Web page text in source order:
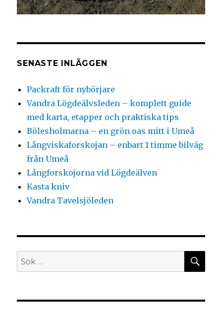
SENASTE INLÄGGEN
Packraft för nybörjare
Vandra Lögdeälvsleden – komplett guide
med karta, etapper och praktiska tips
Bölesholmarna – en grön oas mitt i Umeå
Långviskaforskojan – enbart 1 timme bilväg
från Umeå
Långforskojorna vid Lögdeälven
Kasta kniv
Vandra Tavelsjöleden